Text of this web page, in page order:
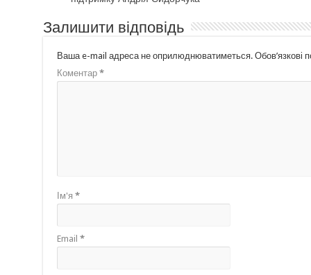
Залишити відповідь
Ваша e-mail адреса не оприлюднюватиметься. Обов’язкові
Коментар *
Ім'я *
Email *